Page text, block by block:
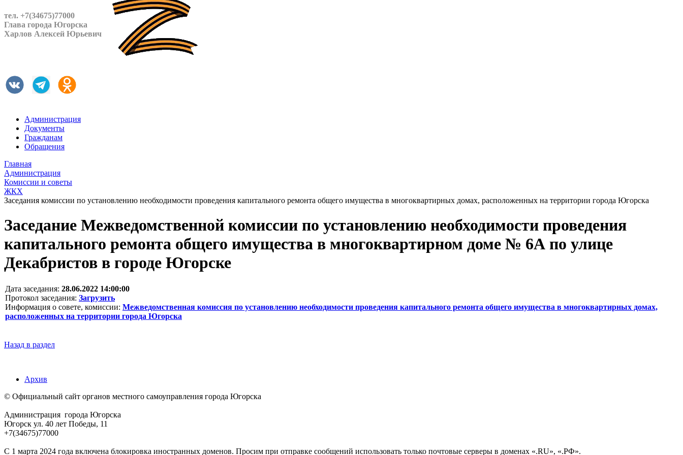
тел. +7(34675)77000
Глава города Югорска
Харлов Алексей Юрьевич
Администрация
Документы
Гражданам
Обращения
Главная
Администрация
Комиссии и советы
ЖКХ
Заседания комиссии по установлению необходимости проведения капитального ремонта общего имущества в многоквартирных домах, расположенных на территории города Югорска
Заседание Межведомственной комиссии по установлению необходимости проведения
капитального ремонта общего имущества в многоквартирном доме № 6А по улице
Декабристов в городе Югорске
Дата заседания: 28.06.2022 14:00:00
Протокол заседания: Загрузить
Информация о совете, комиссии: Межведомственная комиссия по установлению необходимости проведения капитального ремонта общего имущества в многоквартирных домах,
расположенных на территории города Югорска
Назад в раздел
Архив
© Официальный сайт органов местного самоуправления города Югорска
Администрация города Югорска
Югорск ул. 40 лет Победы, 11
+7(34675)77000
С 1 марта 2024 года включена блокировка иностранных доменов. Просим при отправке сообщений использовать только почтовые серверы в доменах «.RU», «.РФ».